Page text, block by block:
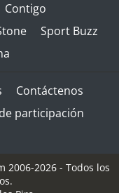
Contigo
Sport Buzz
Contáctenos
participación
2006-2026 - Todos los